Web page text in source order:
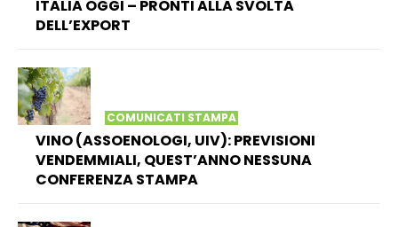
ITALIA OGGI – PRONTI ALLA SVOLTA
DELL’EXPORT
COMUNICATI STAMPA
VINO (ASSOENOLOGI, UIV): PREVISIONI
VENDEMMIALI, QUEST’ANNO NESSUNA
CONFERENZA STAMPA